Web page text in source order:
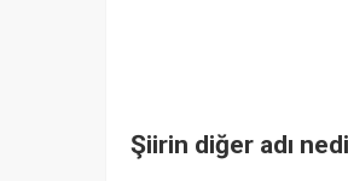
Şiirin diğer adı